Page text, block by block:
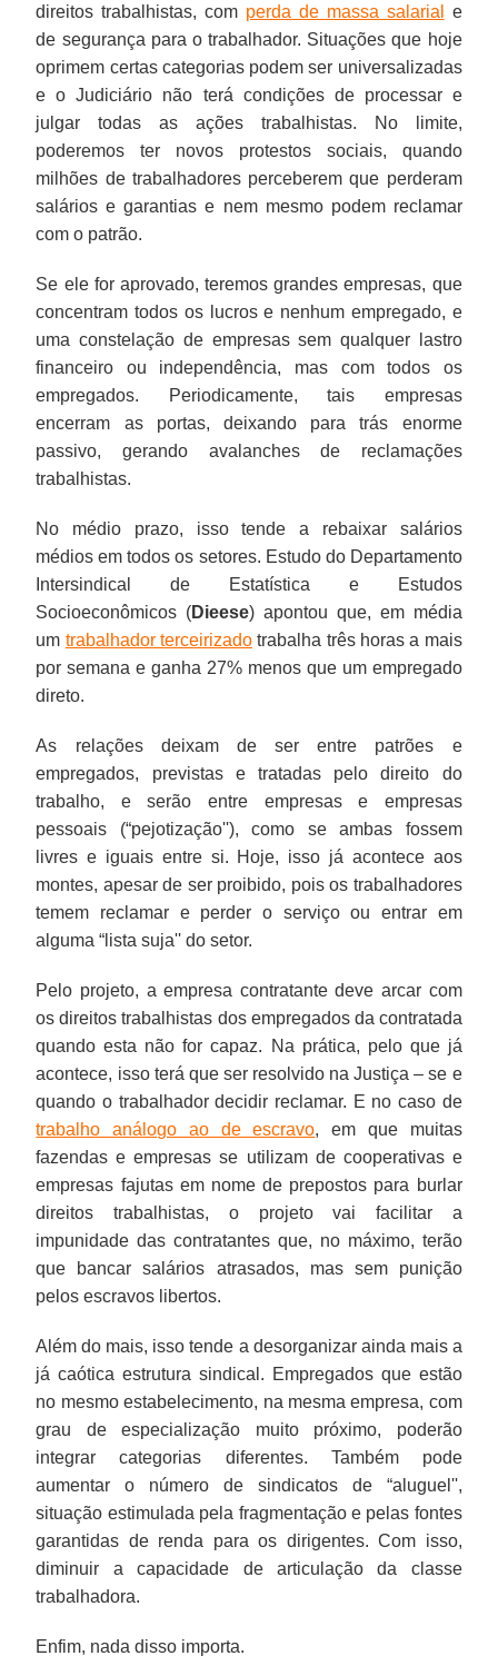
direitos trabalhistas, com perda de massa salarial
e
de segurança para o trabalhador. Situações que hoje
oprimem certas categorias podem ser universalizadas
e o Judiciário não terá condições de processar e
julgar todas as ações trabalhistas. No limite,
poderemos ter novos protestos sociais, quando
milhões de trabalhadores perceberem que perderam
salários e garantias e nem mesmo podem reclamar
com o patrão.
Se ele for aprovado, teremos grandes empresas, que
concentram todos os lucros e nenhum empregado, e
uma constelação de empresas sem qualquer lastro
financeiro ou independência, mas com todos os
empregados. Periodicamente, tais empresas
encerram as portas, deixando para trás enorme
passivo, gerando avalanches de reclamações
trabalhistas.
No médio prazo, isso tende a rebaixar salários
médios em todos os setores. Estudo do Departamento
Intersindical de Estatística e Estudos
Socioeconômicos (Dieese) apontou que, em média
um trabalhador terceirizado trabalha três horas a mais
por semana e ganha 27% menos que um empregado
direto.
As relações deixam de ser entre patrões e
empregados, previstas e tratadas pelo direito do
trabalho, e serão entre empresas e empresas
pessoais (“pejotização''), como se ambas fossem
livres e iguais entre si. Hoje, isso já acontece aos
montes, apesar de ser proibido, pois os trabalhadores
temem reclamar e perder o serviço ou entrar em
alguma “lista suja'' do setor.
Pelo projeto, a empresa contratante deve arcar com
os direitos trabalhistas dos empregados da contratada
quando esta não for capaz. Na prática, pelo que já
acontece, isso terá que ser resolvido na Justiça – se e
quando o trabalhador decidir reclamar. E no caso de
trabalho análogo ao de escravo, em que muitas
fazendas e empresas se utilizam de cooperativas e
empresas fajutas em nome de prepostos para burlar
direitos trabalhistas, o projeto vai facilitar a
impunidade das contratantes que, no máximo, terão
que bancar salários atrasados, mas sem punição
pelos escravos libertos.
Além do mais, isso tende a desorganizar ainda mais a
já caótica estrutura sindical. Empregados que estão
no mesmo estabelecimento, na mesma empresa, com
grau de especialização muito próximo, poderão
integrar categorias diferentes. Também pode
aumentar o número de sindicatos de “aluguel'',
situação estimulada pela fragmentação e pelas fontes
garantidas de renda para os dirigentes. Com isso,
diminuir a capacidade de articulação da classe
trabalhadora.
Enfim, nada disso importa.